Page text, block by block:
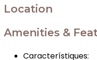
Location
Amenities &
Característiques: